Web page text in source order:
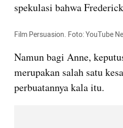
spekulasi bahwa
Film Persuasion. Foto: YouTube
Namun bagi Anne,
merupakan salah satu
perbuatannya kala itu.